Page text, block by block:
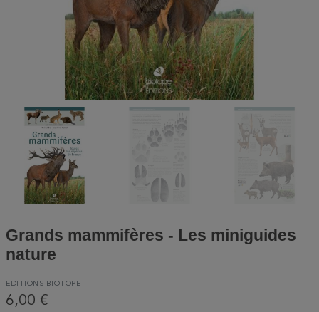
Grands mammifères - Les miniguides
nature
EDITIONS BIOTOPE
6,00 €